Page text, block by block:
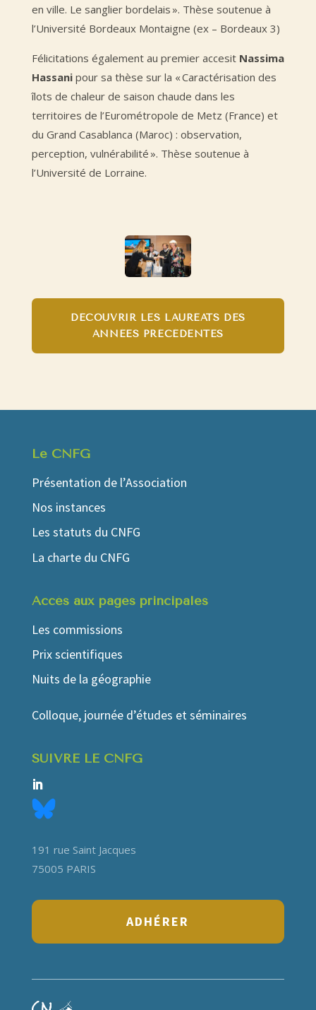
en ville. Le sanglier bordelais ». Thèse soutenue à
l’Université Bordeaux Montaigne (ex – Bordeaux 3)
Félicitations également au premier accesit Nassima
Hassanipour sa thèse sur la « Caractérisation des
îlots de chaleur de saison chaude dans les
territoires de l’Eurométropole de Metz (France) et
du Grand Casablanca (Maroc) : observation,
perception, vulnérabilité ». Thèse soutenue à
l’Université de Lorraine.
DÉCOUVRIR LES LAURÉATS DES
ANNÉES PRÉCÉDENTES
Le CNFG
Présentation de l’Association
Nos instances
Les statuts du CNFG
La charte du CNFG
Accés aux pages principales
Les commissions
Prix scientifiques
Nuits de la géographie
Colloque, journée d’études et séminaires
SUIVRE LE CNFG
191 rue Saint Jacques
75005 PARIS
ADHÉRER